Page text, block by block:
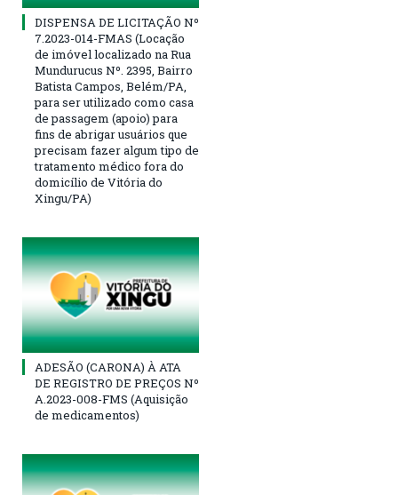
DISPENSA DE LICITAÇÃO Nº
7.2023-014-FMAS (Locação
de imóvel localizado na Rua
Mundurucus Nº. 2395, Bairro
Batista Campos, Belém/PA,
para ser utilizado como casa
de passagem (apoio) para
fins de abrigar usuários que
precisam fazer algum tipo de
tratamento médico fora do
domicílio de Vitória do
Xingu/PA)
ADESÃO (CARONA) À ATA
DE REGISTRO DE PREÇOS Nº
A.2023-008-FMS (Aquisição
de medicamentos)